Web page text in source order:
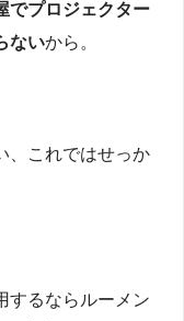
でプロジェクター
ないから。
、これではせっか
するならルーメン